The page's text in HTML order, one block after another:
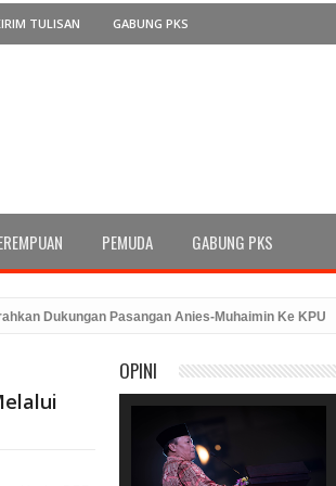
TULISAN GABUNG PKS
PEMUDA GABUNG PKS
Pasangan Anies-Muhaimin Ke KPU
OPINI